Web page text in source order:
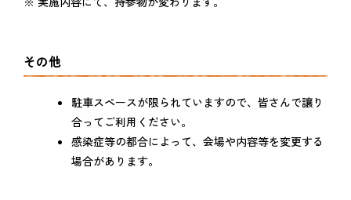
その他
駐車スペースが限られていますので、皆さんで讓り
合ってご利用ください。
感染症等の都合によって、会場や内容等を変更する
場合があります。